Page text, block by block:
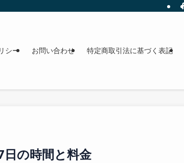
を日程順に整理。料金、駐車場、アクセスも確認できます。
シー お問い合わせ 特定商取引法に基づく表記
の時間と料金